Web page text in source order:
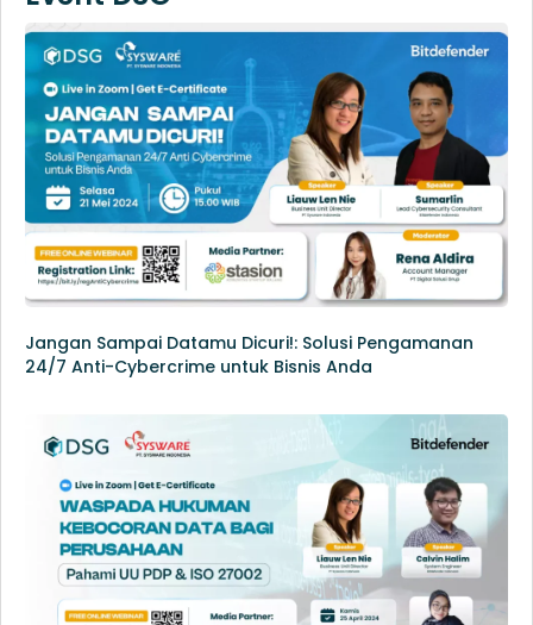
Jangan Sampai Datamu Dicuri!: Solusi Pengamanan
24/7 Anti-Cybercrime untuk Bisnis Anda